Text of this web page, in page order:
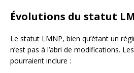
Évolutions du statut
Le statut LMNP, bien qu’étant un
n’est pas à l’abri de modifications.
pourraient inclure :